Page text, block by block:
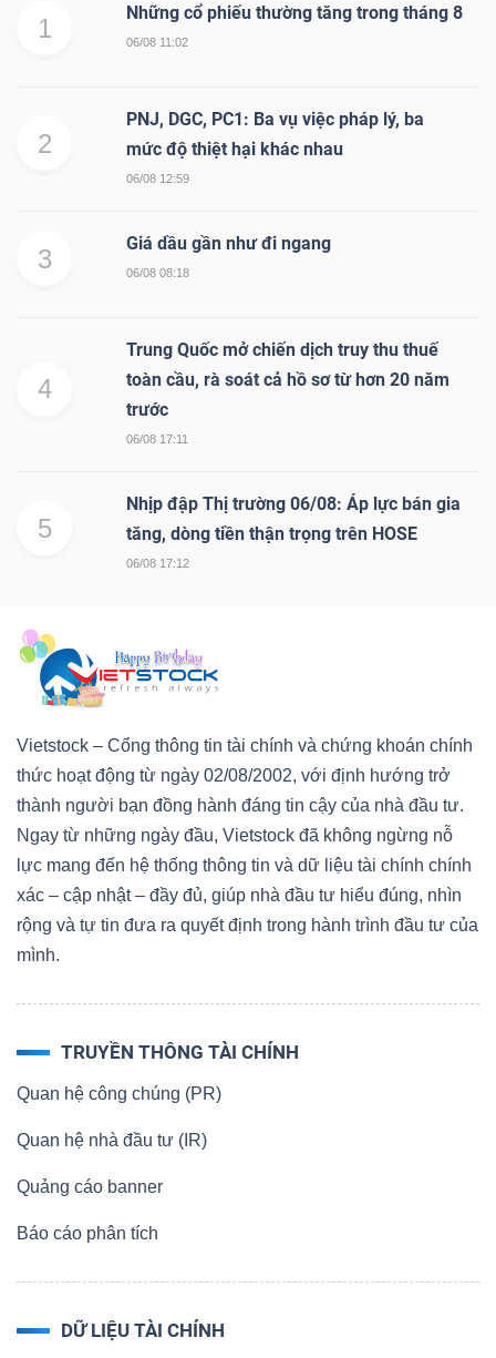
1
Những cổ phiếu thường tăng trong tháng 8
06/08 11:02
2
PNJ, DGC, PC1: Ba vụ việc pháp lý, ba
mức độ thiệt hại khác nhau
06/08 12:59
3
Giá dầu gần như đi ngang
06/08 08:18
4
Trung Quốc mở chiến dịch truy thu thuế
toàn cầu, rà soát cả hồ sơ từ hơn 20 năm
trước
06/08 17:11
5
Nhịp đập Thị trường 06/08: Áp lực bán gia
tăng, dòng tiền thận trọng trên HOSE
06/08 17:12
Vietstock – Cổng thông tin tài chính và chứng khoán chính
thức hoạt động từ ngày 02/08/2002, với định hướng trở
thành người bạn đồng hành đáng tin cậy của nhà đầu tư.
Ngay từ những ngày đầu, Vietstock đã không ngừng nỗ
lực mang đến hệ thống thông tin và dữ liệu tài chính chính
xác – cập nhật – đầy đủ, giúp nhà đầu tư hiểu đúng, nhìn
rộng và tự tin đưa ra quyết định trong hành trình đầu tư của
mình.
TRUYỀN THÔNG TÀI CHÍNH
Quan hệ công chúng (PR)
Quan hệ nhà đầu tư (IR)
Quảng cáo banner
Báo cáo phân tích
DỮ LIỆU TÀI CHÍNH